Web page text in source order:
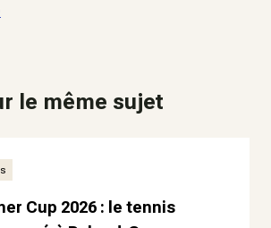
le même sujet
Cup 2026 : le tennis